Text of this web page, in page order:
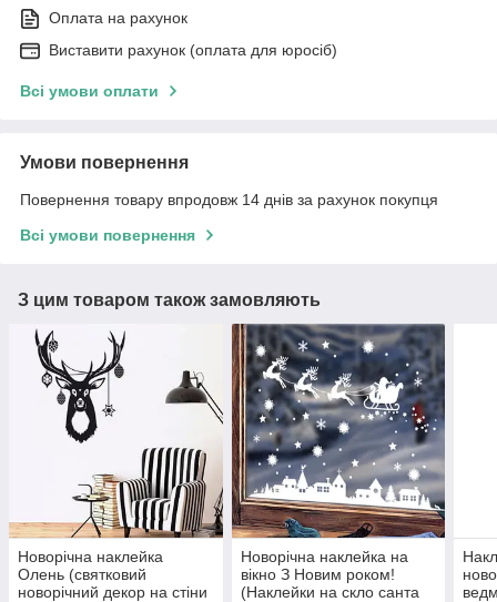
Оплата на рахунок
Виставити рахунок (оплата для юросіб)
Всі умови оплати
Умови повернення
Повернення товару впродовж 14 днів за рахунок покупця
Всі умови повернення
З цим товаром також замовляють
Новорічна наклейка
Олень (святковий
новорічний декор на стіни
Новорічна наклейка на
вікно З Новим роком!
(Наклейки на скло санта